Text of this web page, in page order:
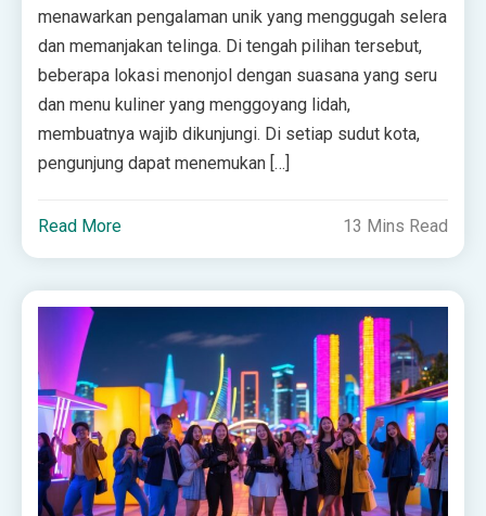
menawarkan pengalaman unik yang menggugah selera
dan memanjakan telinga. Di tengah pilihan tersebut,
beberapa lokasi menonjol dengan suasana yang seru
dan menu kuliner yang menggoyang lidah,
membuatnya wajib dikunjungi. Di setiap sudut kota,
pengunjung dapat menemukan […]
Read More 13 Mins Read